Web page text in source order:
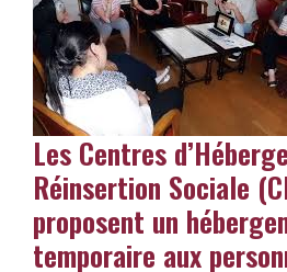
Les Centres
Réinsertion Sociale
proposent un
temporaire aux